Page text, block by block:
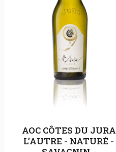
AOC CÔTES DU JURA
L’AUTRE - NATURÉ -